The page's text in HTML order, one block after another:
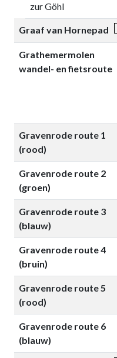
zur Göhl
Graaf van Hornepad
Grathemermolen
wandel- en fietsroute
Gravenrode route 1
(rood)
Gravenrode route 2
(groen)
Gravenrode route 3
(blauw)
Gravenrode route 4
(bruin)
Gravenrode route 5
(rood)
Gravenrode route 6
(blauw)